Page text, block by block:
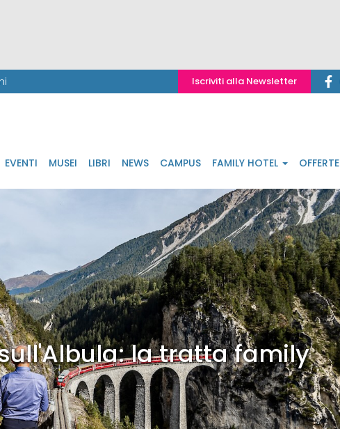
Iscriviti alla Newsletter
EVENTI MUSEI LIBRI NEWS CAMPUS FAMILY HOTEL OFFERTE
la tratta family